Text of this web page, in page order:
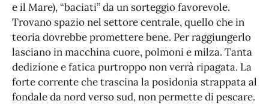
e il Mare), “baciati” da un sorteggio favorevole.
Trovano spazio nel settore centrale, quello che in
teoria dovrebbe promettere bene. Per raggiungerlo
lasciano in macchina cuore, polmoni e milza. Tanta
dedizione e fatica purtroppo non verrà ripagata. La
forte corrente che trascina la posidonia strappata al
fondale da nord verso sud, non permette di pescare.